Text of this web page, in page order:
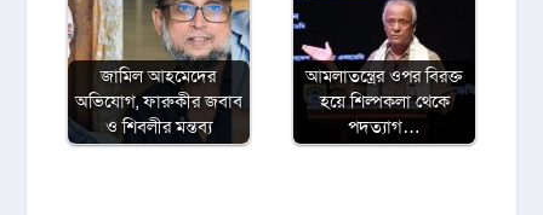
জামিল আহমেদের
অভিযোগ, ফারুকীর জবাব
ও শিবলীর মন্তব্য
আমলাতন্ত্রের ওপর বিরক্ত
হয়ে শিল্পকলা থেকে
পদত্যাগ…